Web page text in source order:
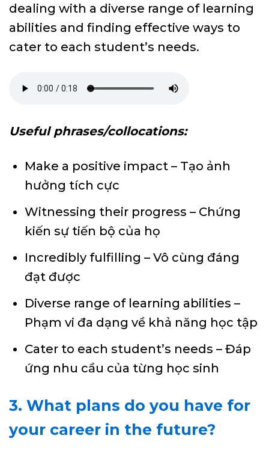
dealing with a diverse range of learning
abilities and finding effective ways to
cater to each student’s needs.
Useful phrases/collocations:
Make a positive impact – Tạo ảnh
hưởng tích cực
Witnessing their progress – Chứng
kiến sự tiến bộ của họ
Incredibly fulfilling – Vô cùng đáng
đạt được
Diverse range of learning abilities –
Phạm vi đa dạng về khả năng học tập
Cater to each student’s needs – Đáp
ứng nhu cầu của từng học sinh
3. What plans do you have for
your career in the future?